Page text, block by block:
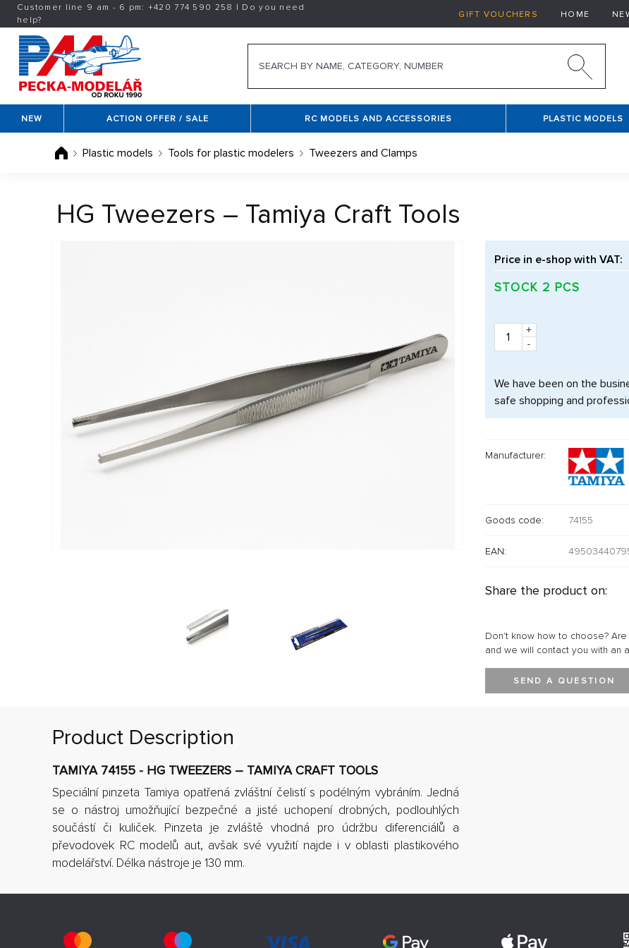
Customer line 9 am - 6 pm: +420774 590 258 | Do you need
help?
GIFT VOUCHERS HOME
NEW ACTION OFFER / SALE RC MODELS AND ACCESSORIES PLASTIC MODELS
Plastic models Tools for plastic modelers Tweezers and Clamps
HG Tweezers – Tamiya Craft Tools
Price in e-shop with VAT:
STOCK 2 PCS
+
-
We have been on the
safe shopping and
Manufacturer:
Goods code: 74155
EAN:
Share the product on:
Don't know how to choose?
and we will contact you with an
SEND A QUESTION
Product Description
TAMIYA 74155 - HG TWEEZERS – TAMIYA CRAFT TOOLS
Speciální pinzeta Tamiya opatřená zvláštní čelistí s podélným vybráním. Jedná
se o nástroj umožňující bezpečné a jisté uchopení drobných, podlouhlých
součástí či kuliček. Pinzeta je zvláště vhodná pro údržbu diferenciálů a
převodovek RC modelů aut, avšak své využití najde i v oblasti plastikového
modelářství. Délka nástroje je 130 mm.